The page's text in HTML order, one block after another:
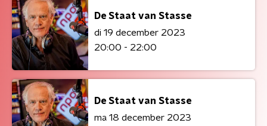
De Staat van Stasse
di 19 december 2023
20:00 - 22:00
De Staat van Stasse
ma 18 december 2023